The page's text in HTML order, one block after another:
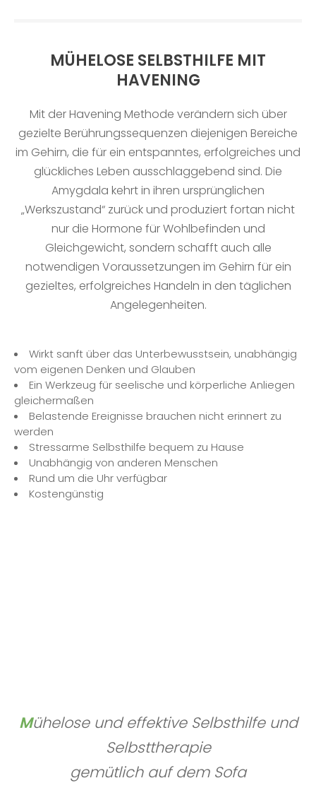
MÜHELOSE SELBSTHILFE MIT
HAVENING
Mit der Havening Methode verändern sich über
gezielte Berührungssequenzen diejenigen Bereiche
im Gehirn, die für ein entspanntes, erfolgreiches und
glückliches Leben ausschlaggebend sind. Die
Amygdala kehrt in ihren ursprünglichen
„Werkszustand“ zurück und produziert fortan nicht
nur die Hormone für Wohlbefinden und
Gleichgewicht, sondern schafft auch alle
notwendigen Voraussetzungen im Gehirn für ein
gezieltes, erfolgreiches Handeln in den täglichen
Angelegenheiten.
Wirkt sanft über das Unterbewusstsein, unabhängig
vom eigenen Denken und Glauben
Ein Werkzeug für seelische und körperliche Anliegen
gleichermaßen
Belastende Ereignisse brauchen nicht erinnert zu
werden
Stressarme Selbsthilfe bequem zu Hause
Unabhängig von anderen Menschen
Rund um die Uhr verfügbar
Kostengünstig
Mühelose und effektive Selbsthilfe und
Selbsttherapie
gemütlich auf dem Sofa